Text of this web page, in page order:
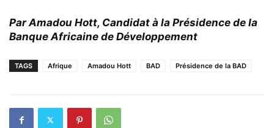
Par Amadou Hott, Candidat à la Présidence de la
Banque Africaine de Développement
TAGS Afrique Amadou Hott BAD Présidence de la BAD